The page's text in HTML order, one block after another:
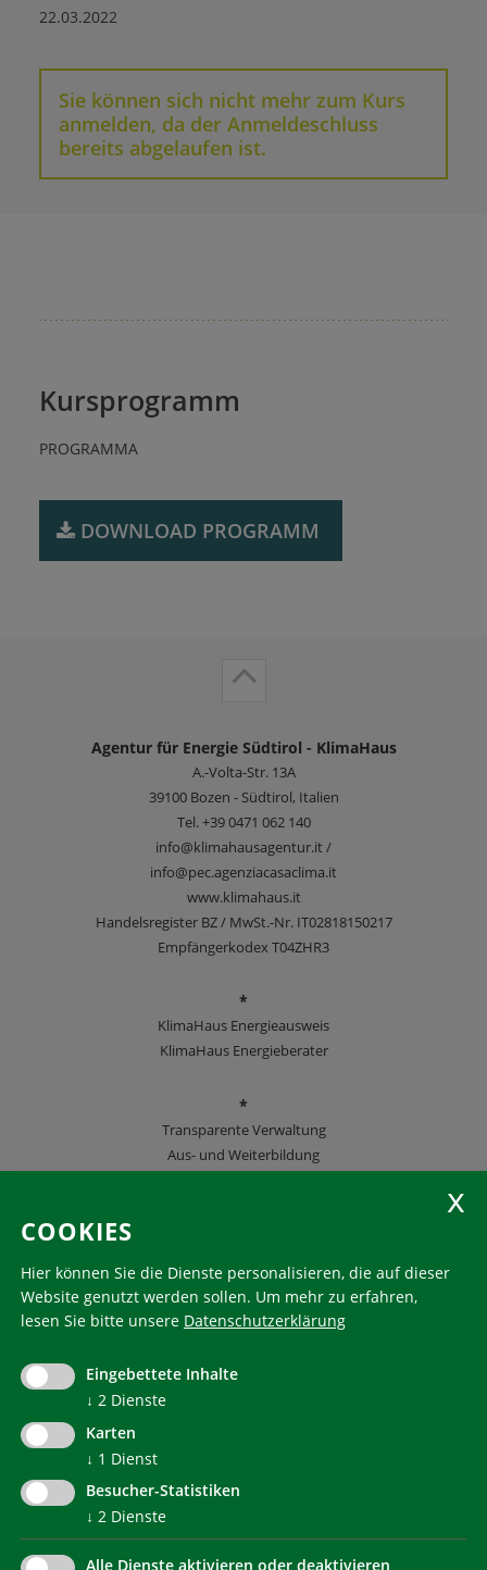
22.03.2022
Sie können sich nicht mehr zum Kurs
anmelden, da der Anmeldeschluss
bereits abgelaufen ist.
Kursprogramm
PROGRAMMA
DOWNLOAD ​PROGRAMM
Agentur für Energie Südtirol - KlimaHaus
A.-Volta-Str. 13A
39100 Bozen - Südtirol, Italien
Tel.+39 0471 062 140
info@klimahausagentur.it /
info@pec.agenziacasaclima.it
www.klimahaus.it
Handelsregister BZ / MwSt.-Nr. IT02818150217
Empfängerkodex T04ZHR3
*
KlimaHaus Energieausweis
KlimaHaus Energieberater
*
Transparente Verwaltung
Aus- und Weiterbildung
KlimaHaus ist eine eingetragene Marke. Die Nutzung muss
communication@klimahausagentur.it
© 2022 Agentur für Energie Südtirol - KlimaHaus
COOKIES
Hier können Sie die Dienste personalisieren, die auf dieser
Website genutzt werden sollen. Um mehr zu erfahren,
lesen Sie bitte unsere Datenschutzerklärung
Eingebettete Inhalte
↓ 2 Dienste
Karten
↓ 1 Dienst
Besucher-Statistiken
↓ 2 Dienste
Alle Dienste aktivieren oder deaktivieren